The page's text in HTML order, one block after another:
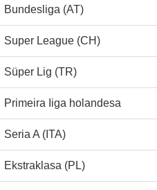
Bundesliga (AT)
Super League (CH)
Süper Lig (TR)
Primeira Iiga holandesa
Seria A (ITA)
Ekstraklasa (PL)